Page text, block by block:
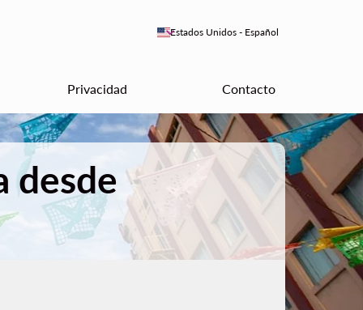
Estados Unidos - Español
keyboard_arrow_down
Privacidad Contacto
desde